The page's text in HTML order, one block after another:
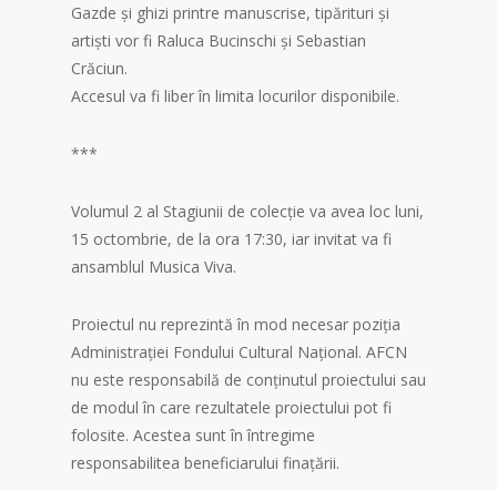
Gazde și ghizi printre manuscrise, tipărituri și
artiști vor fi Raluca Bucinschi și Sebastian
Crăciun.
Accesul va fi liber în limita locurilor disponibile.
***
Volumul 2 al Stagiunii de colecție va avea loc luni,
15 octombrie, de la ora 17:30, iar invitat va fi
ansamblul Musica Viva.
Proiectul nu reprezintă în mod necesar poziţia
Administrației Fondului Cultural Național. AFCN
nu este responsabilă de conținutul proiectului sau
de modul în care rezultatele proiectului pot fi
folosite. Acestea sunt în întregime
responsabilitea beneficiarului finațării.